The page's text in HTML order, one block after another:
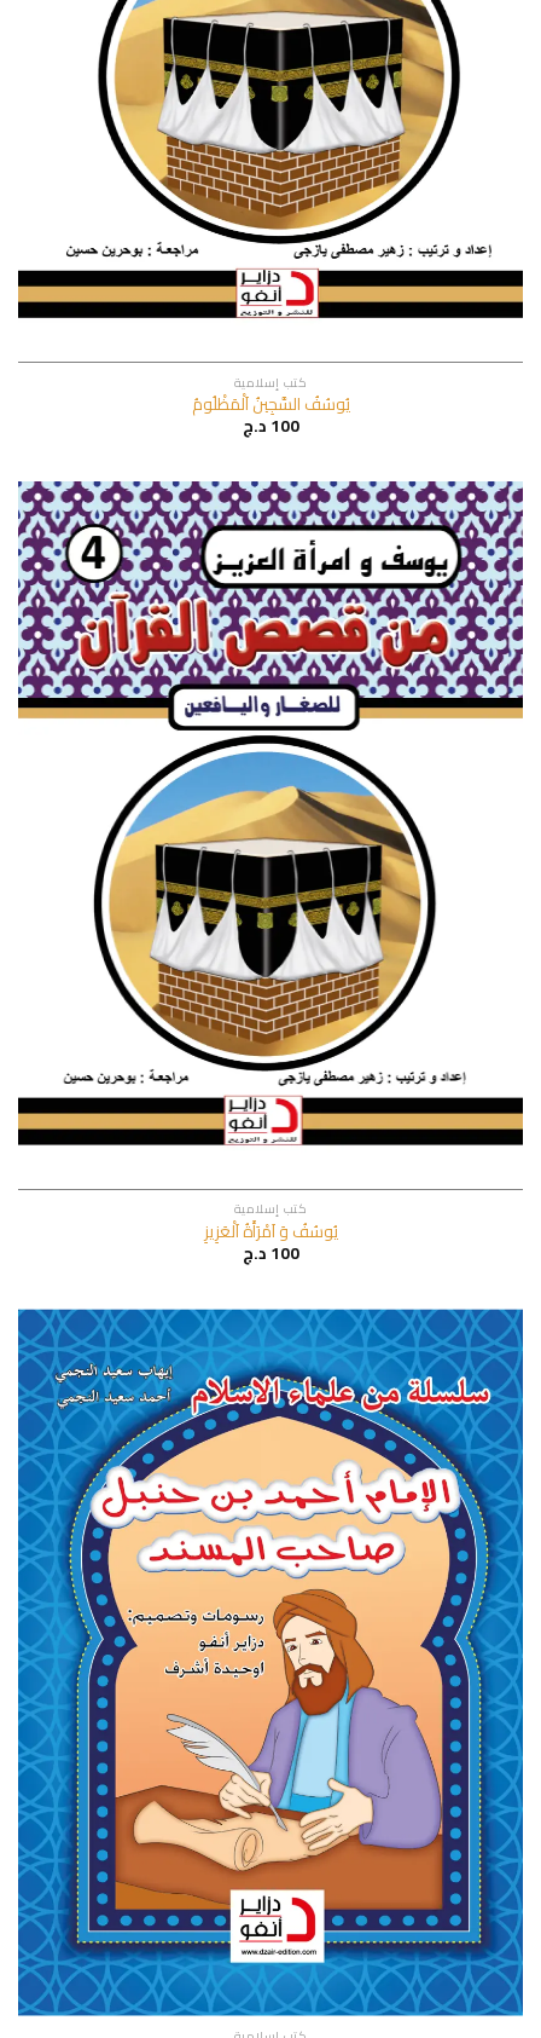
كتب إسلامية
يُوسُفُ السَّجِينُ اَلْمَظْلُومُ
100د.ج
كتب إسلامية
يُوسُفُ وَ اَمْرَأَةُ اَلْعَزِيزِ
100د.ج